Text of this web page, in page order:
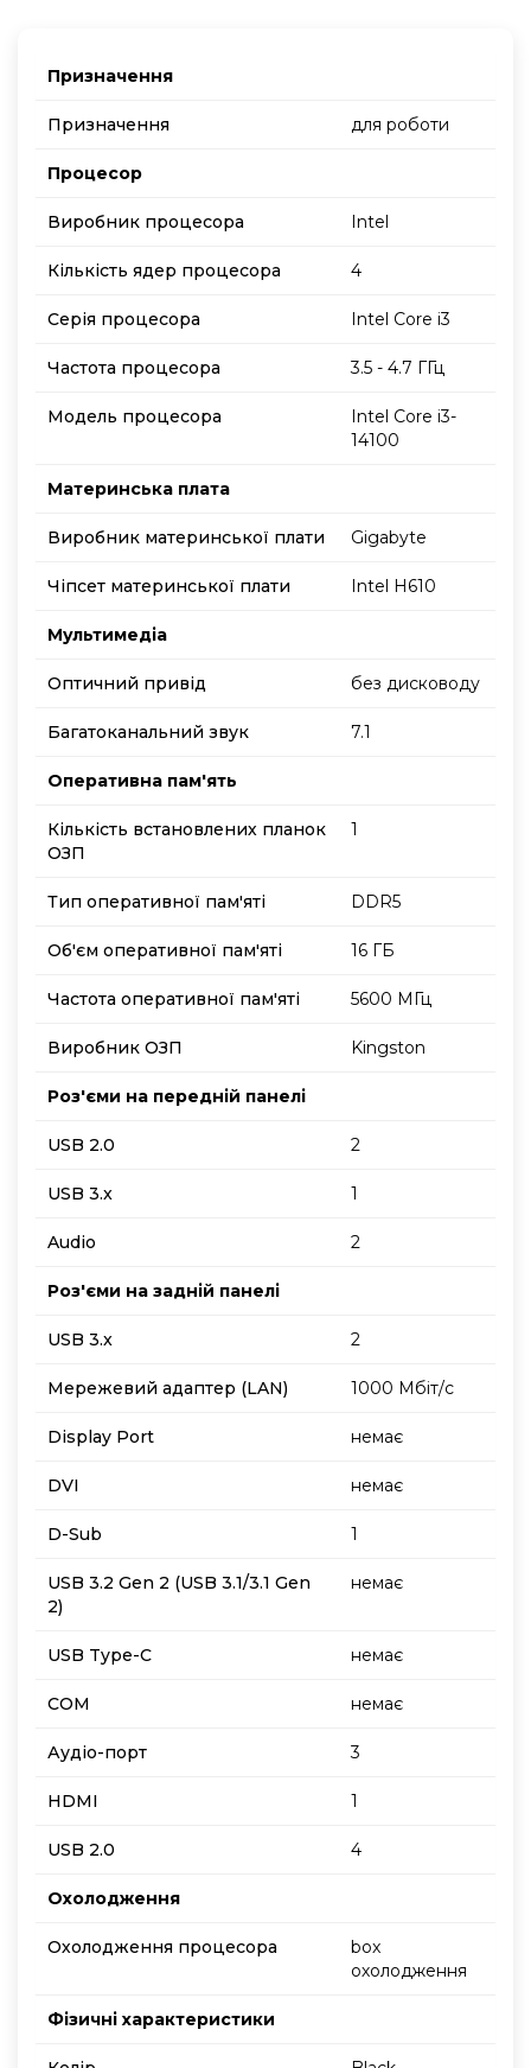
Призначення
Призначення для роботи
Процесор
Виробник процесора Intel
Кількість ядер процесора 4
Серія процесора Intel Core i3
Частота процесора 3.5 - 4.7 ГГц
Модель процесора
Intel Core i3-
14100
Материнська плата
Виробник материнської плати Gigabyte
Чіпсет материнської плати Intel H610
Мультимедіа
Оптичний привід без дисководу
Багатоканальний звук 7.1
Оперативна пам'ять
Кількість встановлених планок
ОЗП
1
Тип оперативної пам'яті DDR5
Об'єм оперативної пам'яті 16 ГБ
Частота оперативної пам'яті 5600 МГц
Виробник ОЗП Kingston
Роз'єми на передній панелі
USB 2.0 2
USB 3.x 1
Audio 2
Роз'єми на задній панелі
USB 3.x 2
Мережевий адаптер (LAN) 1000 Мбіт/с
Display Port немає
DVI немає
D-Sub 1
USB 3.2 Gen 2 (USB 3.1/3.1 Gen
2)
немає
USB Type-C немає
СOM немає
Аудіо-порт 3
HDMI 1
USB 2.0 4
Охолодження
Охолодження процесора
box
охолодження
Фізичні характеристики